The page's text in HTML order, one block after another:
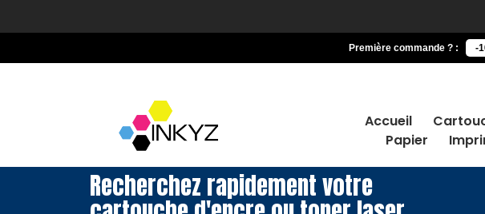
Première commande ? : -
Accueil
Papier
Recherchez rapidement votre